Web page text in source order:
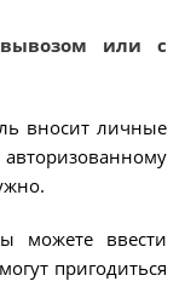
или с
вносит личные
можете ввести
пригодиться